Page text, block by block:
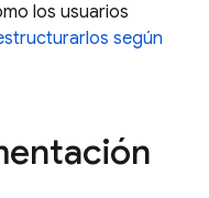
los usuarios
según